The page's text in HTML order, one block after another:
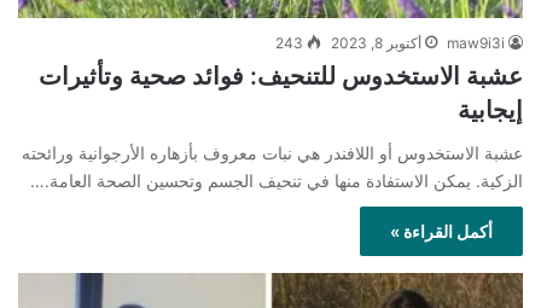
maw9i3i أكتوبر 8, 2023 243
عشبة الاستخدوس للتنحيف: فوائد صحية وتأثيرات
إيجابية
عشبة الاستخدوس أو اللافندر هي نبات معروف بأزهاره الأرجوانية ورائحته
الزكية. يمكن الاستفادة منها في تنحيف الجسم وتحسين الصحة العامة.…
أكمل القراءة »